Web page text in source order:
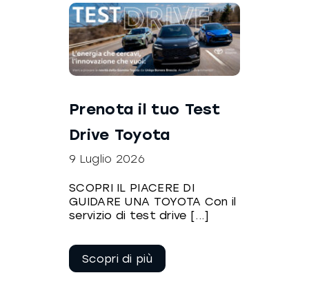
Prenota il tuo Test
Drive Toyota
9 Luglio 2026
SCOPRI IL PIACERE DI
GUIDARE UNA TOYOTA Con il
servizio di test drive [...]
leggere